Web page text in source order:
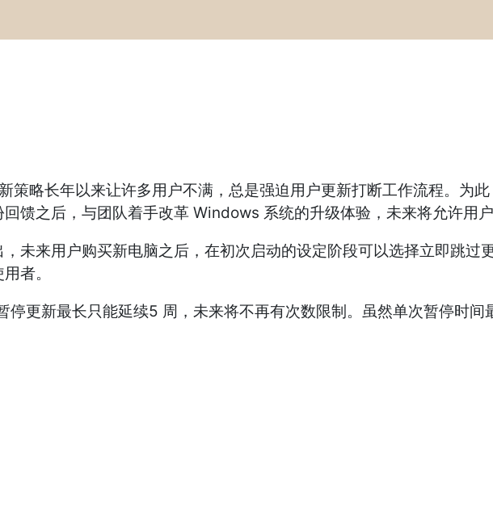
略长年以来让许多用户不满，总是强迫用户更新打断工作流程。为
馈之后，与团队着手改革 Windows 系统的升级体验，未来将允许用户
来用户购买新电脑之后，在初次启动的设定阶段可以选择立即跳过
者。
新最长只能延续5 周，未来将不再有次数限制。虽然单次暂停时间